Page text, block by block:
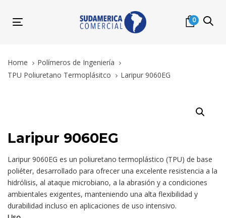
links
primary
content
0
Toggle
Home
Polímeros de Ingeniería
TPU Poliuretano Termoplásitco
Laripur 9060EG
Laripur 9060EG
Laripur 9060EG es un poliuretano termoplástico (TPU) de base
poliéter, desarrollado para ofrecer una excelente resistencia a la
hidrólisis, al ataque microbiano, a la abrasión y a condiciones
ambientales exigentes, manteniendo una alta flexibilidad y
durabilidad incluso en aplicaciones de uso intensivo.